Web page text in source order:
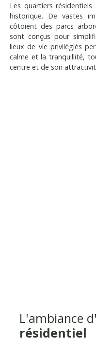
Les quartiers
historique. De vastes
côtoient des parcs
sont conçus pour
lieux de vie privilégiés
calme et la tranquillité,
centre et de son
L'ambiance d'
résidentiel